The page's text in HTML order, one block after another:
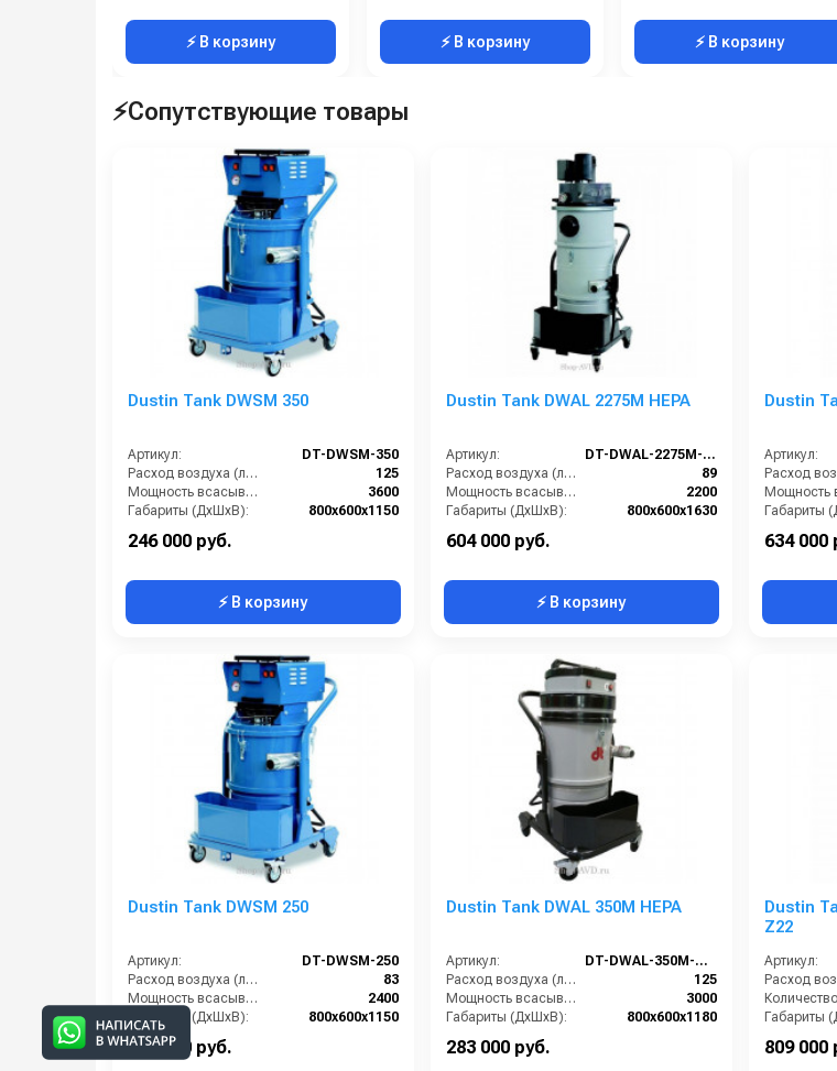
⚡ В корзину ⚡ В корзину ⚡ В корзину
⚡Сопутствующие товары
Dustin Tank DWSM 350
Артикул:
DT-DWSM-350
Расход воздуха (л/сек):
125
Мощность всасывающих турбин (Вт):
3600
Габариты (ДхШхВ):
800х600х1150
246 000 руб.
⚡ В корзину
Dustin Tank DWAL 2275M HEPA
Артикул:
DT-DWAL-2275M-HEPA
Расход воздуха (л/сек):
89
Мощность всасывающих турбин (Вт):
2200
Габариты (ДхШхВ):
800х600х1630
604 000 руб.
⚡ В корзину
Dustin
Артикул:
Габариты
634 000
Dustin Tank DWSM 250
Артикул:
DT-DWSM-250
Расход воздуха (л/сек):
83
Мощность всасывающих турбин (Вт):
2400
Габариты (ДхШхВ):
800х600х1150
231 000 руб.
Dustin Tank DWAL 350M HEPA
Артикул:
DT-DWAL-350M-HEPA
Расход воздуха (л/сек):
125
Мощность всасывающих турбин (Вт):
3000
Габариты (ДхШхВ):
800х600х1180
283 000 руб.
Dustin
Z22
Артикул:
Габариты
809 000